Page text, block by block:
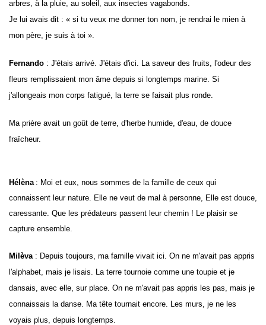
arbres, à la pluie, au soleil, aux insectes vagabonds.
Je lui avais dit : « si tu veux me donner ton nom, je rendrai le mien à
mon père, je suis à toi ».
Fernando : J'étais arrivé. J'étais d'ici. La saveur des fruits, l'odeur des
fleurs remplissaient mon âme depuis si longtemps marine. Si
j'allongeais mon corps fatigué, la terre se faisait plus ronde.
Ma prière avait un goût de terre, d'herbe humide, d'eau, de douce
fraîcheur.
Hélèna : Moi et eux, nous sommes de la famille de ceux qui
connaissent leur nature. Elle ne veut de mal à personne, Elle est douce,
caressante. Que les prédateurs passent leur chemin ! Le plaisir se
capture ensemble.
Milèva : Depuis toujours, ma famille vivait ici. On ne m'avait pas appris
l'alphabet, mais je lisais. La terre tournoie comme une toupie et je
dansais, avec elle, sur place. On ne m'avait pas appris les pas, mais je
connaissais la danse. Ma tête tournait encore. Les murs, je ne les
voyais plus, depuis longtemps.